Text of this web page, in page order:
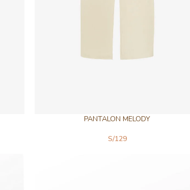
PANTALON MELODY
S/129